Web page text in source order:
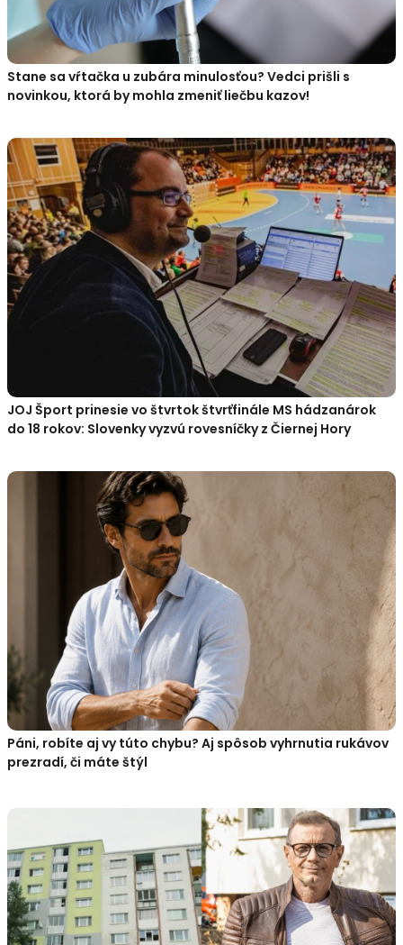
Stane sa vŕtačka u zubára minulosťou? Vedci prišli s
novinkou, ktorá by mohla zmeniť liečbu kazov!
JOJ Šport prinesie vo štvrtok štvrťfinále MS hádzanárok
do 18 rokov: Slovenky vyzvú rovesníčky z Čiernej Hory
Páni, robíte aj vy túto chybu? Aj spôsob vyhrnutia rukávov
prezradí, či máte štýl